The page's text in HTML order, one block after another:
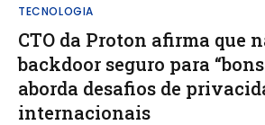
TECNOLOGIA
CTO da Proton afirma que
backdoor seguro para
aborda desafios de
internacionais